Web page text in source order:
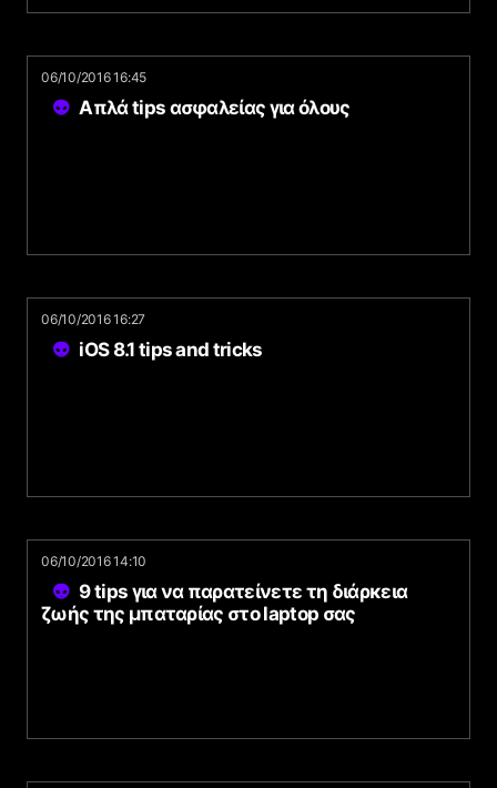
06/10/2016 16:45
Απλά tips ασφαλείας για όλους
06/10/2016 16:27
iOS 8.1 tips and tricks
06/10/2016 14:10
9 tips για να παρατείνετε τη διάρκεια
ζωής της μπαταρίας στο laptop σας